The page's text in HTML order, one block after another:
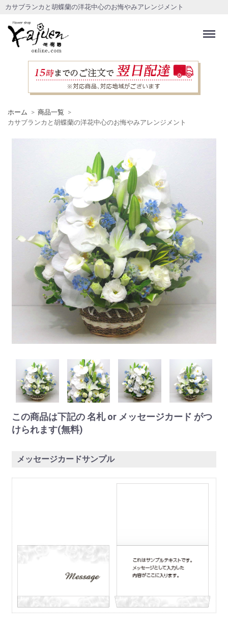
カサブランカと胡蝶蘭の洋花中心のお悔やみアレンジメント
Menu
ホーム
商品一覧
カサブランカと胡蝶蘭の洋花中心のお悔やみアレンジメント
この商品は下記の 名札 or メッセージカード がつ
けられます(無料)
メッセージカードサンプル